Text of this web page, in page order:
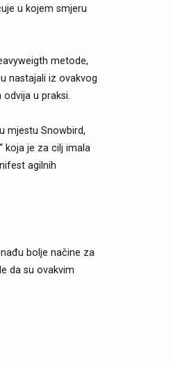
u kojem smjeru
metode,
nastajali iz ovakvog
u praksi.
mjestu Snowbird,
koja je za cilj imala
agilnih
bolje načine za
da su ovakvim